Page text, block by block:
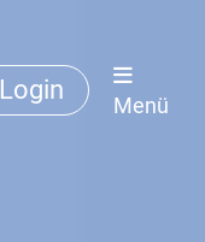
Login
Menü